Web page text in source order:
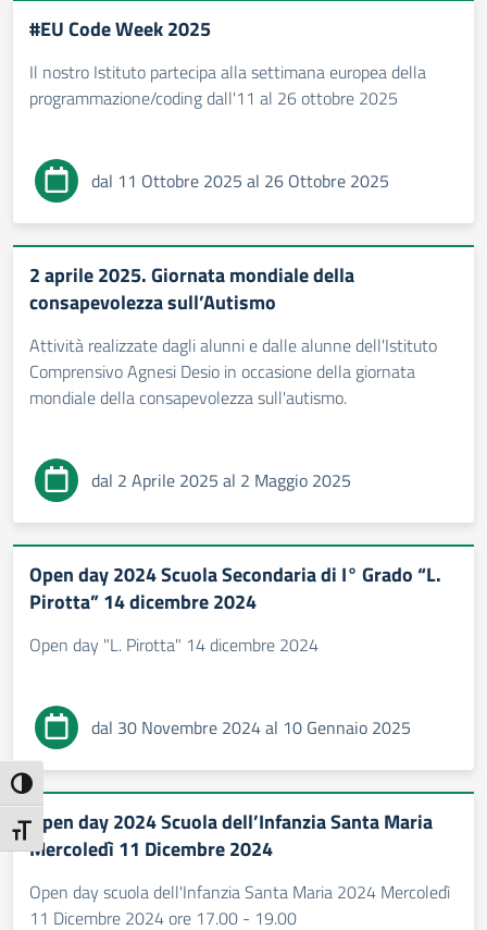
Attiva/disattiva alto contrasto
Attiva/disattiva dimensione testo
#EU Code Week 2025
Il nostro Istituto partecipa alla settimana europea della
programmazione/coding dall'11 al 26 ottobre 2025
dal 11 Ottobre 2025 al 26 Ottobre 2025
2 aprile 2025. Giornata mondiale della
consapevolezza sull’Autismo
Attività realizzate dagli alunni e dalle alunne dell'Istituto
Comprensivo Agnesi Desio in occasione della giornata
mondiale della consapevolezza sull'autismo.
dal 2 Aprile 2025 al 2 Maggio 2025
Open day 2024 Scuola Secondaria di I° Grado “L.
Pirotta” 14 dicembre 2024
Open day "L. Pirotta" 14 dicembre 2024
dal 30 Novembre 2024 al 10 Gennaio 2025
Open day 2024 Scuola dell’Infanzia Santa Maria
Mercoledì 11 Dicembre 2024
Open day scuola dell'Infanzia Santa Maria 2024 Mercoledì
11 Dicembre 2024 ore 17.00 - 19.00